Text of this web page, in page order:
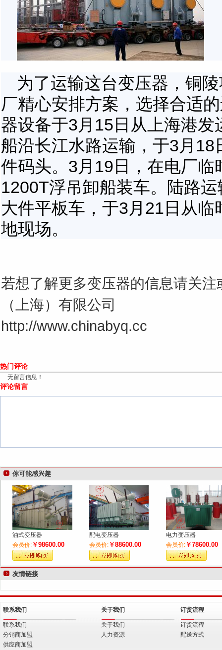
为了运输这台变压器，铜
厂精心安排方案，选择合适
器设备于3月 15 日从上海港发
船沿长江水路运输，于3月 18
件码头。 3月 19 日，在电厂
1200T浮吊卸船装车。陆路
大件平板车，于3月 21 日从临
地现场。
若想了解更多变压器的信息请关
（上海）有限公司
http://www.chinabyq.cc
热门评论
无留言信息！
评论留言
你可能感兴趣
油式变压器
会员价:￥98600.00
配电变压器
会员价:￥88600.00
电力变压器
会员价: ￥78600.00
友情链接
联系我们
联系我们
分销商加盟
供应商加盟
关于我们
关于我们
人力资源
订货流程
订货流程
配送方式